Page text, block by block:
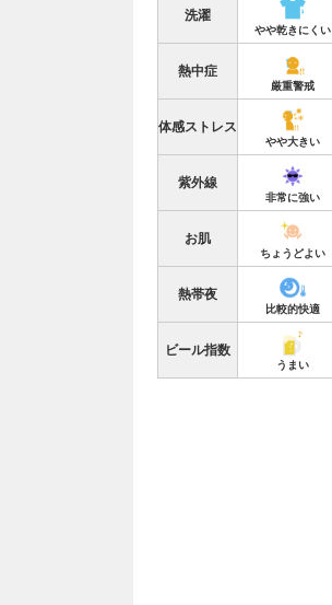
洗濯
やや乾きにくい
熱中症
厳重警戒
体感ストレス
やや大きい
紫外線
非常に強い
お肌
ちょうどよい
熱帯夜
比較的快適
ビール指数
うまい